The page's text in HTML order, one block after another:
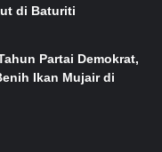
di Baturiti
Partai Demokrat,
Ikan Mujair di